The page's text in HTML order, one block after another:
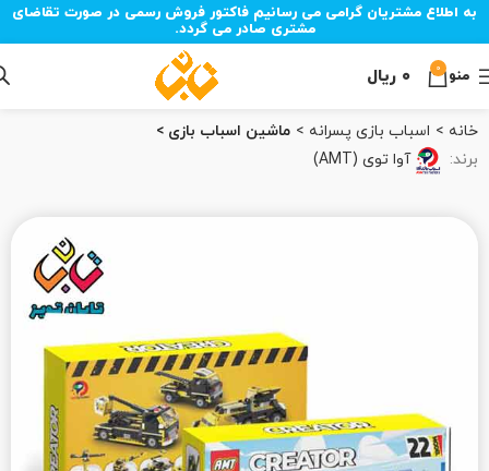
به اطلاع مشتریان گرامی می رسانیم فاکتور فروش رسمی در صورت تقاضای
مشتری صادر می گردد.
منو 0 ۰ ریال
خانه اسباب بازی پسرانه
ماشین اسباب بازی
برند:
آوا توی (AMT)